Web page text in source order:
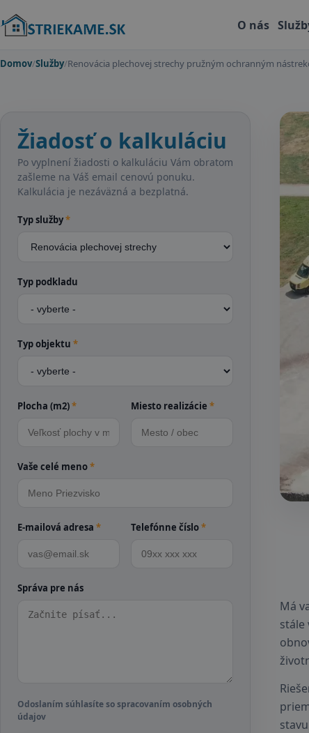
O nás
Domov/Služby/Renovácia plechovej strechy pružným ochranným
Žiadosť o kalkuláciu
Po vyplnení žiadosti o kalkuláciu Vám obratom
zašleme na Váš email cenovú ponuku.
Kalkulácia je nezáväzná a bezplatná.
Typ služby*
Typ podkladu
Typ objektu *
Plocha (m2)* Miesto realizácie *
Vaše celé meno*
E-mailová adresa * Telefónne číslo*
Správa pre nás
Odoslaním súhlasíte so spracovaním osobných
údajov
Má
stále